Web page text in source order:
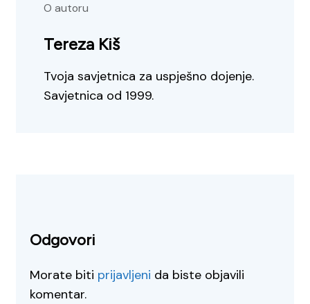
O autoru
Tereza Kiš
Tvoja savjetnica za uspješno dojenje.
Savjetnica od 1999.
Odgovori
Morate biti prijavljeni da biste objavili
komentar.